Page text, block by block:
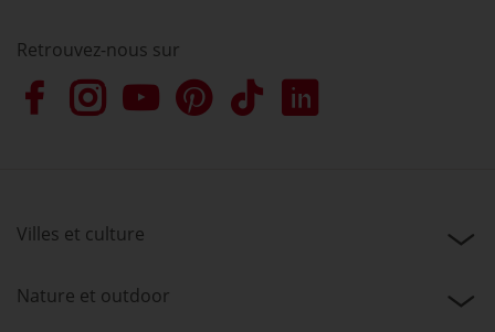
Retrouvez-nous sur
Villes et culture
Nature et outdoor